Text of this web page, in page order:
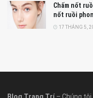
Chấm nốt
nốt ruồi
17 THÁNG 5,
Blog Trang Trí – Chúng